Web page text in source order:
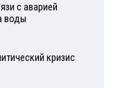
с аварией
воды
кризис